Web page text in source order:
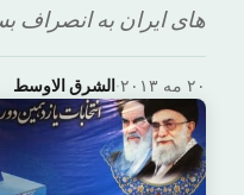
های ایران به انصراف
الشرق الاوسط· ۲۰ مه ۲۰۱۳